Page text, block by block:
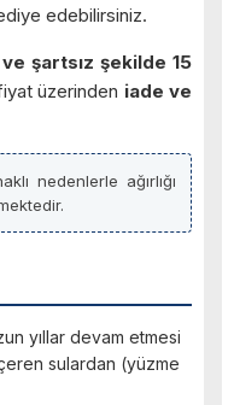
edebilirsiniz.
şartsız şekilde 15
üzerinden iade ve
nedenlerle ağırlığı
yıllar devam etmesi
sulardan (yüzme